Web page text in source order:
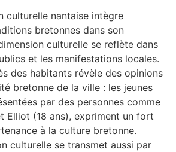
culturelle nantaise intègre
bretonnes dans son
culturelle se reflète dans
et les manifestations locales.
des habitants révèle des opinions
bretonne de la ville : les jeunes
par des personnes comme
Elliot (18 ans), expriment un fort
à la culture bretonne.
culturelle se transmet aussi par